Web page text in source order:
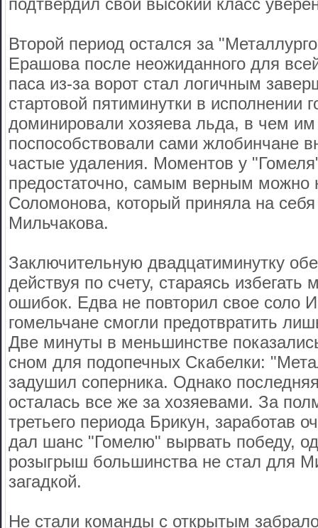
подтвердил свой высокий класс
Второй период остался за
Ерашова после неожиданного для
паса из-за ворот стал логичным
стартовой пятиминутки в исполнении
доминировали хозяева льда, в чем
поспособствовали сами жлобинчане
частые удаления. Моментов у
предостаточно, самым верным можно
Соломонова, который приняла на себя
Мильчакова.
Заключительную двадцатиминутку
действуя по счету, стараясь избегать
ошибок. Едва не повторил свое соло
гомельчане смогли предотвратить
Две минуты в меньшинстве
сном для подопечных Скабелки:
задушил соперника. Однако
осталась все же за хозяевами. За
третьего периода Брикун, заработав
дал шанс "Гомелю" вырвать победу,
розыгрыш большинства не стал для
загадкой.
Не стали команды с открытым